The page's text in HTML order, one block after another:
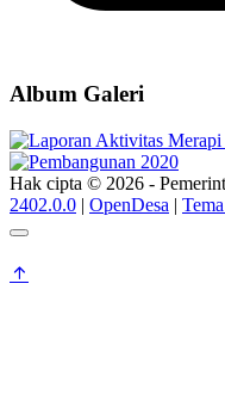
Album Galeri
Hak cipta © 2026 -
2402.0.0 | OpenDesa |